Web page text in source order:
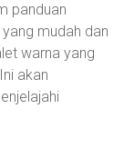
panduan
mudah dan
warna yang
akan